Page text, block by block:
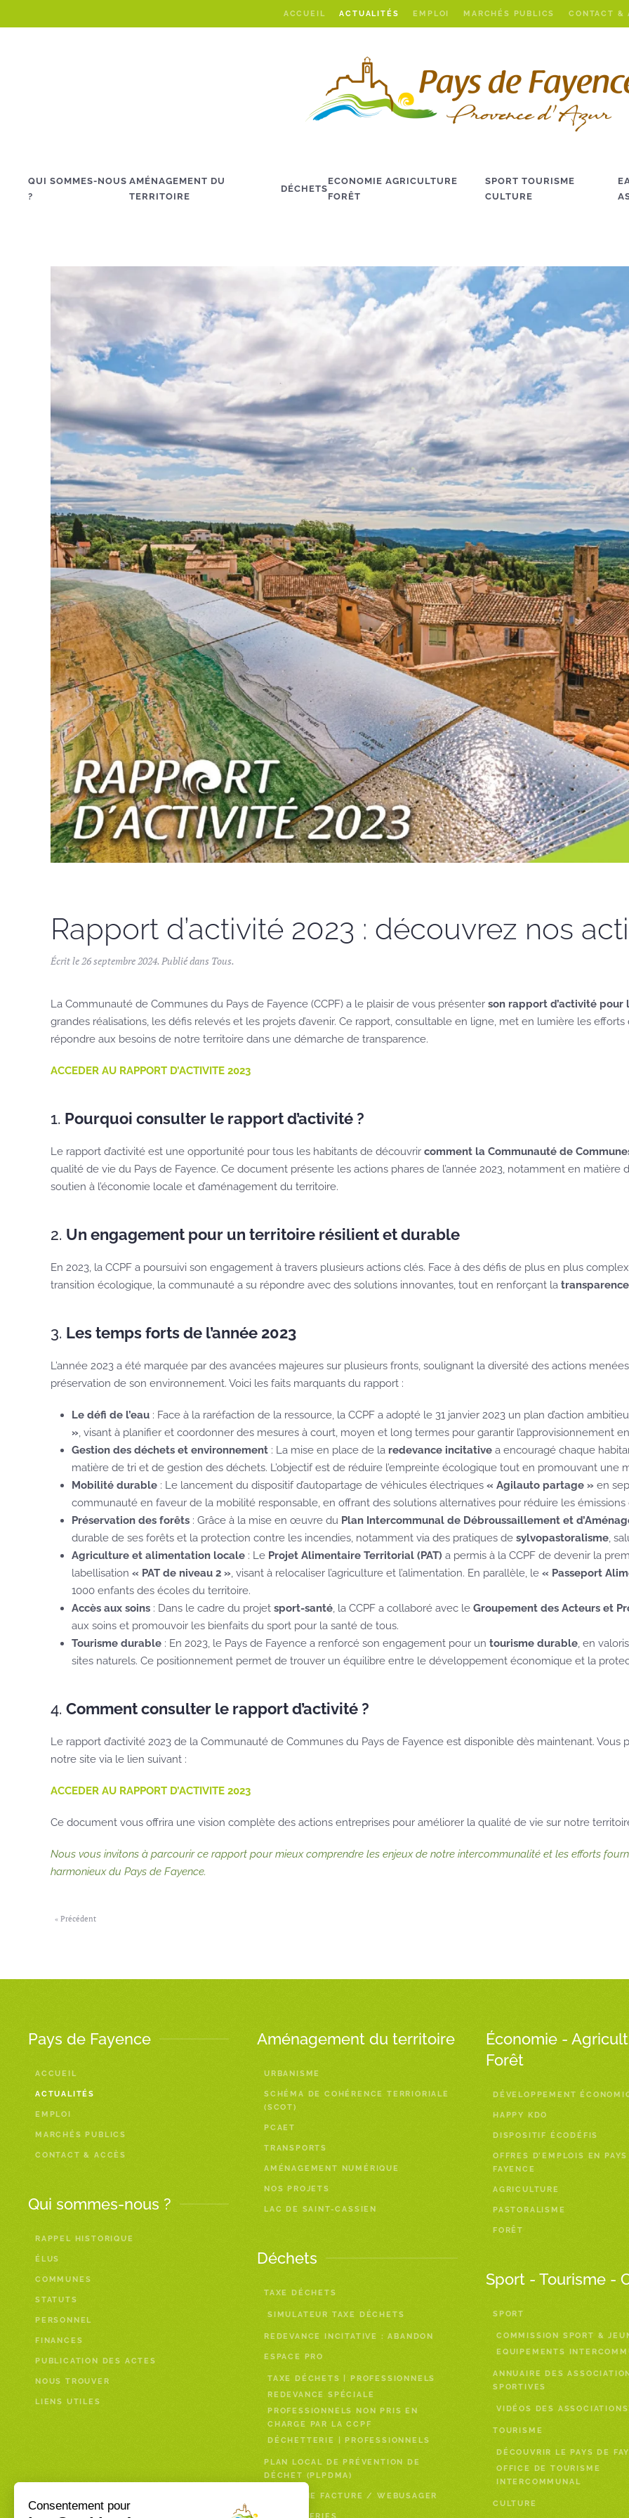
Consentement pour
ACCUEIL ACTUALITÉS EMPLOI MARCHÉS PUBLICS CONTACT &
QUI SOMMES-NOUS
?
AMÉNAGEMENT DU
TERRITOIRE
DÉCHETS
ECONOMIE AGRICULTURE
FORÊT
SPORT TOURISME
CULTURE
Rapport d’activité 2023 : découvrez nos
Écrit le 26 septembre 2024. Publié dans Tous.
La Communauté de Communes du Pays de Fayence (CCPF) a le plaisir de vous présenter son rapport d’activité pour
grandes réalisations, les défis relevés et les projets d’avenir. Ce rapport, consultable en ligne, met en lumière les
répondre aux besoins de notre territoire dans une démarche de transparence.
ACCEDER AU RAPPORT D’ACTIVITE 2023
1. Pourquoi consulter le rapport d’activité ?
Le rapport d’activité est une opportunité pour tous les habitants de découvrir comment la Communauté de
qualité de vie du Pays de Fayence. Ce document présente les actions phares de l’année 2023, notamment en
soutien à l’économie locale et d’aménagement du territoire.
2. Un engagement pour un territoire résilient et durable
En 2023, la CCPF a poursuivi son engagement à travers plusieurs actions clés. Face à des défis de plus en plus
transition écologique, la communauté a su répondre avec des solutions innovantes, tout en renforçant la
3. Les temps forts de l’année 2023
L’année 2023 a été marquée par des avancées majeures sur plusieurs fronts, soulignant la diversité des actions
préservation de son environnement. Voici les faits marquants du rapport :
Le défi de l’eau : Face à la raréfaction de la ressource, la CCPF a adopté le 31 janvier 2023 un plan d’action
», visant à planifier et coordonner des mesures à court, moyen et long termes pour garantir l’approvisionnement
Gestion des déchets et environnement : La mise en place de la redevance incitative a encouragé chaque
matière de tri et de gestion des déchets. L’objectif est de réduire l’empreinte écologique tout en promouvant une
Mobilité durable : Le lancement du dispositif d’autopartage de véhicules électriques « Agilauto partage » en
communauté en faveur de la mobilité responsable, en offrant des solutions alternatives pour réduire les émissions
Préservation des forêts : Grâce à la mise en œuvre du Plan Intercommunal de Débroussaillement et
durable de ses forêts et la protection contre les incendies, notamment via des pratiques de sylvopastoralisme,
Agriculture et alimentation locale : Le Projet Alimentaire Territorial (PAT) a permis à la CCPF de devenir la
labellisation « PAT de niveau 2 », visant à relocaliser l’agriculture et l’alimentation. En parallèle, le « Passeport
1000 enfants des écoles du territoire.
Accès aux soins : Dans le cadre du projet sport-santé, la CCPF a collaboré avec le Groupement des Acteurs et
aux soins et promouvoir les bienfaits du sport pour la santé de tous.
Tourisme durable : En 2023, le Pays de Fayence a renforcé son engagement pour un tourisme durable, en
sites naturels. Ce positionnement permet de trouver un équilibre entre le développement économique et la
4. Comment consulter le rapport d’activité ?
Le rapport d’activité 2023 de la Communauté de Communes du Pays de Fayence est disponible dès maintenant. Vous
notre site via le lien suivant :
ACCEDER AU RAPPORT D’ACTIVITE 2023
Ce document vous offrira une vision complète des actions entreprises pour améliorer la qualité de vie sur notre
Nous vous invitons à parcourir ce rapport pour mieux comprendre les enjeux de notre intercommunalité et les efforts
harmonieux du Pays de Fayence.
« Précédent
Pays de Fayence
ACCUEIL
ACTUALITÉS
EMPLOI
MARCHÉS PUBLICS
CONTACT & ACCÈS
Qui sommes-nous ?
RAPPEL HISTORIQUE
ÉLUS
COMMUNES
STATUTS
PERSONNEL
FINANCES
PUBLICATION DES ACTES
NOUS TROUVER
LIENS UTILES
Aménagement du territoire
URBANISME
SCHÉMA DE COHÉRENCE TERRIORIALE
(SCOT)
PCAET
TRANSPORTS
AMÉNAGEMENT NUMÉRIQUE
NOS PROJETS
LAC DE SAINT-CASSIEN
Déchets
TAXE DÉCHETS
SIMULATEUR TAXE DÉCHETS
REDEVANCE INCITATIVE : ABANDON
ESPACE PRO
TAXE DÉCHETS | PROFESSIONNELS
REDEVANCE SPÉCIALE
PROFESSIONNELS NON PRIS EN
CHARGE PAR LA CCPF
DÉCHETTERIE | PROFESSIONNELS
PLAN LOCAL DE PRÉVENTION DE
DÉCHET (PLPDMA)
PAYER UNE FACTURE / WEBUSAGER
Économie -
Forêt
DÉVELOPPEMENT
HAPPY KDO
DISPOSITIF ÉCODÉFIS
OFFRES D’EMPLOIS EN
FAYENCE
AGRICULTURE
PASTORALISME
FORÊT
Sport - Tourisme -
SPORT
COMMISSION SPORT &
EQUIPEMENTS
ANNUAIRE DES
SPORTIVES
VIDÉOS DES ASSOCIATIONS
TOURISME
DÉCOUVRIR LE PAYS DE
OFFICE DE TOURISME
INTERCOMMUNAL
CULTURE